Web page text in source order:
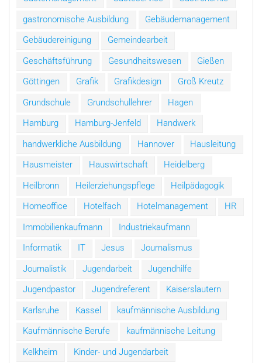
gastronomische Ausbildung
Gebäudemanagement
Gebäudereinigung
Gemeindearbeit
Geschäftsführung
Gesundheitswesen
Gießen
Göttingen
Grafik Grafikdesign
Groß Kreutz
Grundschule
Grundschullehrer
Hagen
Hamburg
Hamburg-Jenfeld
Handwerk
handwerkliche Ausbildung
Hannover
Hausleitung
Hausmeister
Hauswirtschaft
Heidelberg
Heilbronn
Heilerziehungspflege
Heilpädagogik
Homeoffice
Hotelfach Hotelmanagement
HR
Immobilienkaufmann
Industriekaufmann
Informatik
IT Jesus
Journalismus
Journalistik
Jugendarbeit
Jugendhilfe
Jugendpastor
Jugendreferent
Kaiserslautern
Karlsruhe
Kassel
kaufmännische Ausbildung
Kaufmännische Berufe
kaufmännische Leitung
Kelkheim
Kinder- und Jugendarbeit